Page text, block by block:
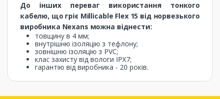
До інших переваг використання тонкого
кабелю, що гріє Millicable Flex 15 від норвезького
виробника Nexans можна віднести:
товщину в 4 мм;
внутрішню ізоляцію з тефлону;
зовнішню ізоляцію з PVC;
клас захисту від вологи IPX7;
гарантію від виробника - 20 років.